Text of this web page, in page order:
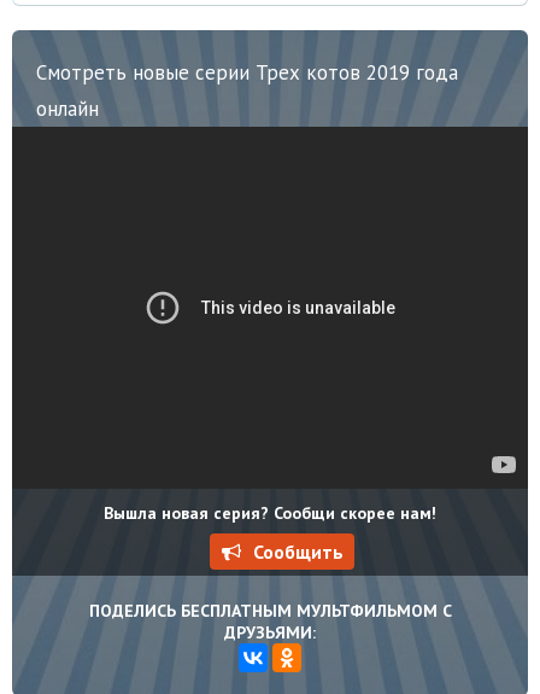
Смотреть новые серии Трех котов 2019 года
онлайн
Вышла новая серия? Сообщи скорее нам!
Сообщить
ПОДЕЛИСЬ БЕСПЛАТНЫМ МУЛЬТФИЛЬМОМ С
ДРУЗЬЯМИ: